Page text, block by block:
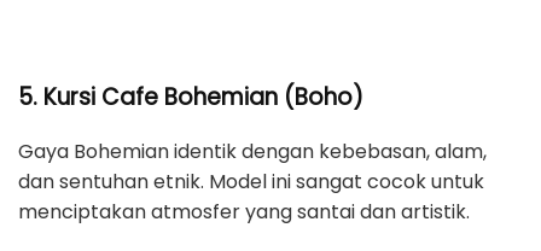
5. Kursi Cafe Bohemian (Boho)
Gaya Bohemian identik dengan kebebasan, alam,
dan sentuhan etnik. Model ini sangat cocok untuk
menciptakan atmosfer yang santai dan artistik.